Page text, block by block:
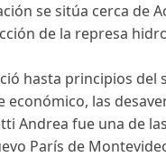
se sitúa cerca de
de la represa
hasta principios
económico, las
Andrea fue una de
París de